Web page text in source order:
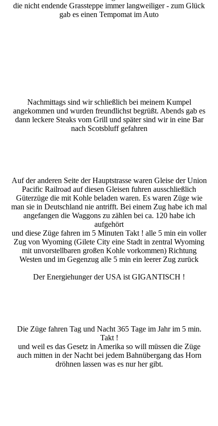
die nicht endende Grassteppe immer langweiliger - zum Glück
gab es einen Tempomat im Auto
Nachmittags sind wir schließlich bei meinem Kumpel
angekommen und wurden freundlichst begrüßt. Abends gab es
dann leckere Steaks vom Grill und später sind wir in eine Bar
nach Scotsbluff gefahren
Auf der anderen Seite der Hauptstrasse waren Gleise der Union
Pacific Railroad auf diesen Gleisen fuhren ausschließlich
Güterzüge die mit Kohle beladen waren. Es waren Züge wie
man sie in Deutschland nie antrifft. Bei einem Zug habe ich mal
angefangen die Waggons zu zählen bei ca. 120 habe ich
aufgehört
und diese Züge fahren im 5 Minuten Takt ! alle 5 min ein voller
Zug von Wyoming (Gilete City eine Stadt in zentral Wyoming
mit unvorstellbaren großen Kohle vorkommen) Richtung
Westen und im Gegenzug alle 5 min ein leerer Zug zurück
Der Energiehunger der USA ist GIGANTISCH !
Die Züge fahren Tag und Nacht 365 Tage im Jahr im 5 min.
Takt !
und weil es das Gesetz in Amerika so will müssen die Züge
auch mitten in der Nacht bei jedem Bahnübergang das Horn
dröhnen lassen was es nur her gibt.